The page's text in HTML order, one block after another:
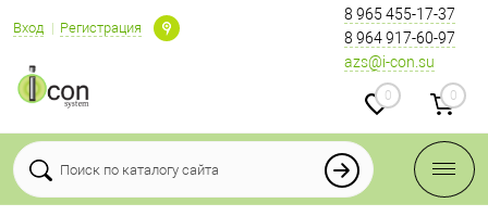
Вход Регистрация
8 965 455-17-37
8 964 917-60-97
azs@i-con.su
0 0